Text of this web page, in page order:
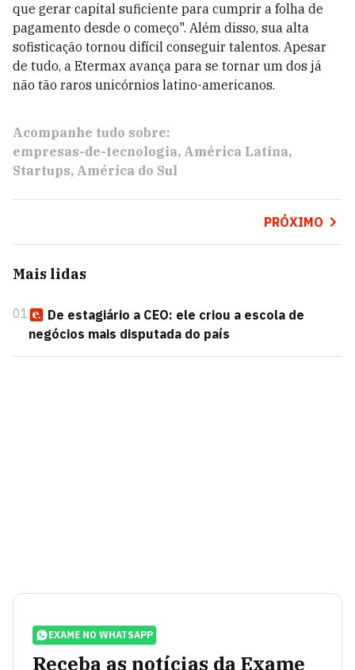
que gerar capital suficiente para cumprir a folha de
pagamento desde o começo". Além disso, sua alta
sofisticação tornou difícil conseguir talentos. Apesar
de tudo, a Etermax avança para se tornar um dos já
não tão raros unicórnios latino-americanos.
Acompanhe tudo sobre:
empresas-de-tecnologia América Latina
Startups América do Sul
PRÓXIMO
Mais lidas
01
De estagiário a CEO: ele criou a escola de
negócios mais disputada do país
EXAME NO WHATSAPP
Receba as notícias da Exame